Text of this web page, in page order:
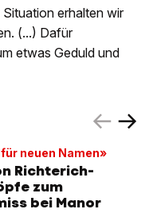
erhalten wir
(...) Dafür
etwas Geduld und
neuen Namen»
Richterich-
zum
bei Manor